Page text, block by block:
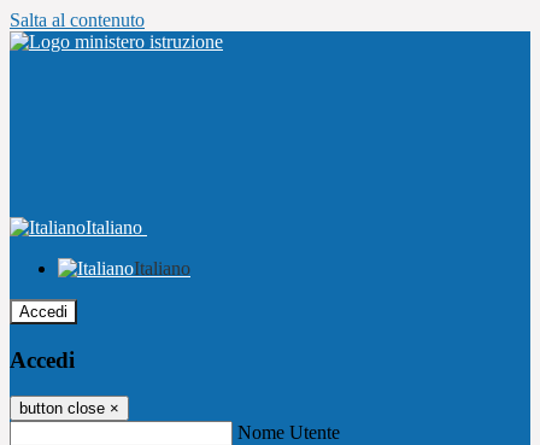
Salta al contenuto
Italiano
Italiano
Accedi
Accedi
button close ×
Nome Utente